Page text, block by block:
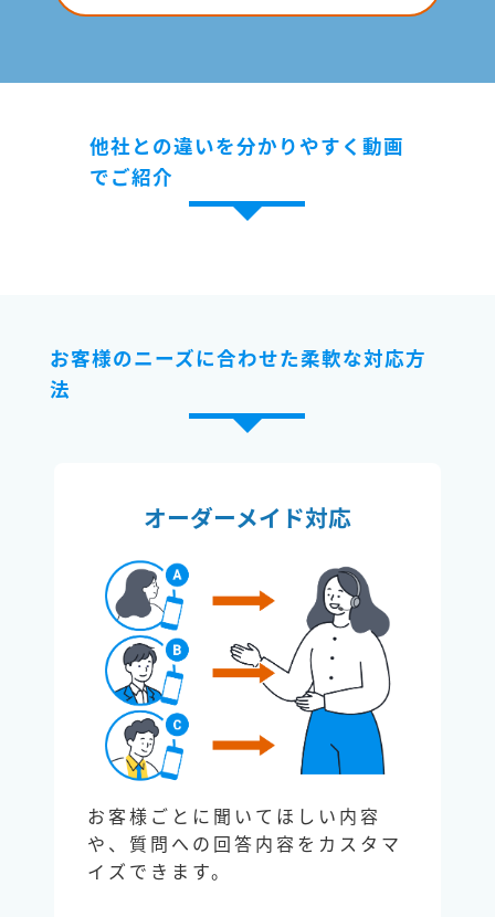
他社との違いを分かりやすく動画
でご紹介
お客様のニーズに合わせた柔軟な対応方
法
オーダーメイド対応
お客様ごとに聞いてほしい内容
や、質問への回答内容をカスタマ
イズできます。